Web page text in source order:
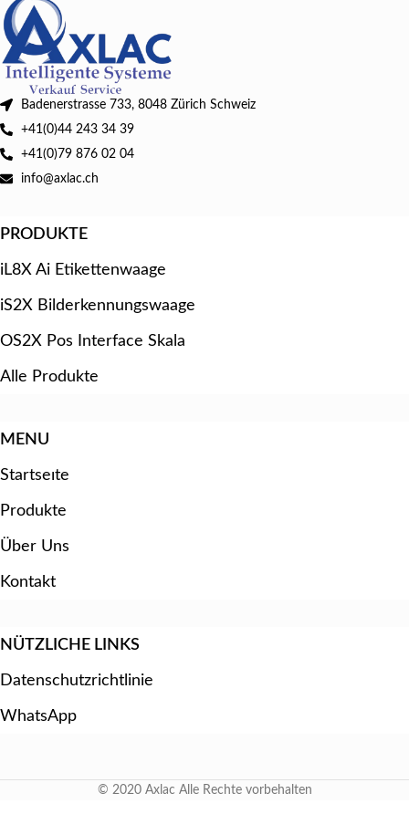
Badenerstrasse 733, 8048 Zürich Schweiz
+41(0)44 243 34 39
+41(0)79 876 02 04
info@axlac.ch
PRODUKTE
iL8X Ai Etikettenwaage
iS2X Bilderkennungswaage
OS2X Pos Interface Skala
Alle Produkte
MENU
Startseıte
Produkte
Über Uns
Kontakt
NÜTZLICHE LINKS
Datenschutzrichtlinie
WhatsApp
© 2020 Axlac Alle Rechte vorbehalten